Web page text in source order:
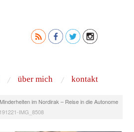
über mich kontakt
im Nordirak – Reise in die Autonome
IMG_8508